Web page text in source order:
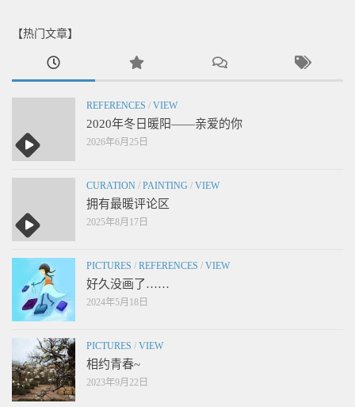
【热门文章】
REFERENCES / VIEW
2020年冬日暖阳——亲爱的你
2026年6月25日
CURATION / PAINTING / VIEW
拥有最暖评论区
2025年8月17日
PICTURES / REFERENCES / VIEW
好久没画了……
2024年5月18日
PICTURES / VIEW
相约青春~
2023年9月22日